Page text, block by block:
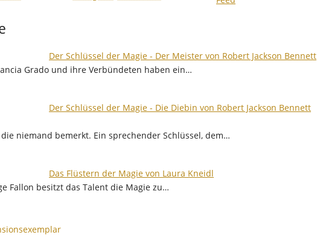
Der Schlüssel der Magie - Der Meister von Robert Jackson Bennett
Grado und ihre Verbündeten haben ein…
Der Schlüssel der Magie - Die Diebin von Robert Jackson Bennett
niemand bemerkt. Ein sprechender Schlüssel, dem…
Das Flüstern der Magie von Laura Kneidl
Fallon besitzt das Talent die Magie zu…